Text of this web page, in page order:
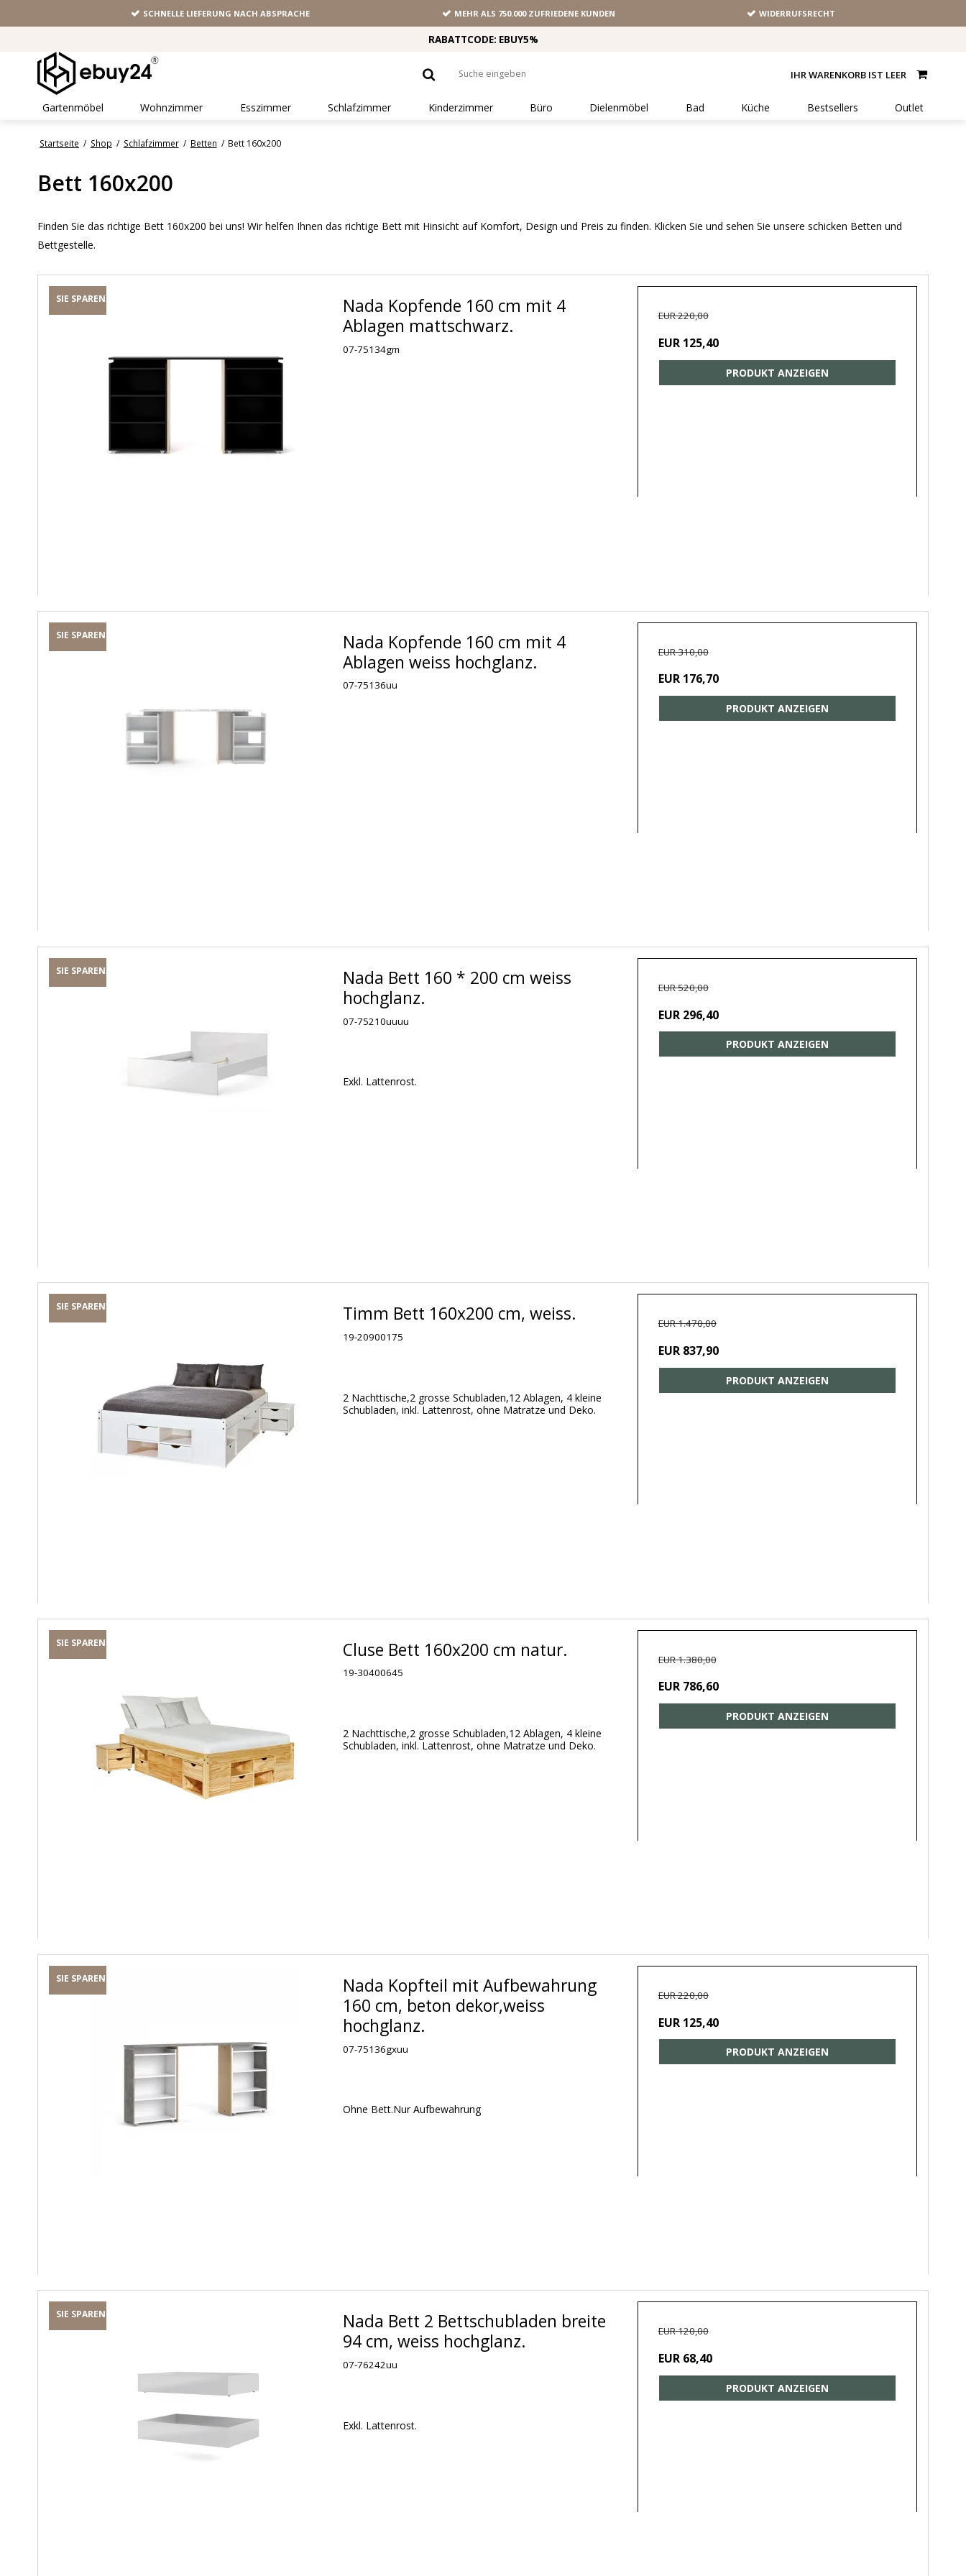
SCHNELLE LIEFERUNG NACH ABSPRACHE MEHR ALS 750.000 ZUFRIEDENE KUNDEN WIDERRUFSRECHT
RABATTCODE: EBUY5%
IHR WARENKORB IST LEER
Gartenmöbel Wohnzimmer Esszimmer Schlafzimmer Kinderzimmer Büro Dielenmöbel Bad Küche Bestsellers Outlet
Startseite / Shop / Schlafzimmer / Betten / Bett 160x200
Bett 160x200
Finden Sie das richtige Bett 160x200 bei uns! Wir helfen Ihnen das richtige Bett mit Hinsicht auf Komfort, Design und Preis zu finden. Klicken Sie und sehen Sie unsere schicken Betten und
Bettgestelle.
SIE SPAREN
Nada Kopfende 160 cm mit 4
Ablagen mattschwarz.
07-75134gm
EUR 220,00
EUR 125,40
PRODUKT ANZEIGEN
SIE SPAREN
Nada Kopfende 160 cm mit 4
Ablagen weiss hochglanz.
07-75136uu
EUR 310,00
EUR 176,70
PRODUKT ANZEIGEN
SIE SPAREN
Nada Bett 160 * 200 cm weiss
hochglanz.
07-75210uuuu
Exkl. Lattenrost.
EUR 520,00
EUR 296,40
PRODUKT ANZEIGEN
SIE SPAREN Timm Bett 160x200 cm, weiss.
19-20900175
2 Nachttische,2 grosse Schubladen,12 Ablagen, 4 kleine
Schubladen, inkl. Lattenrost, ohne Matratze und Deko.
EUR 1.470,00
EUR 837,90
PRODUKT ANZEIGEN
SIE SPAREN Cluse Bett 160x200 cm natur.
19-30400645
2 Nachttische,2 grosse Schubladen,12 Ablagen, 4 kleine
Schubladen, inkl. Lattenrost, ohne Matratze und Deko.
EUR 1.380,00
EUR 786,60
PRODUKT ANZEIGEN
SIE SPAREN
Nada Kopfteil mit Aufbewahrung
160 cm, beton dekor,weiss
hochglanz.
07-75136gxuu
Ohne Bett.Nur Aufbewahrung
EUR 220,00
EUR 125,40
PRODUKT ANZEIGEN
SIE SPAREN
Nada Bett 2 Bettschubladen breite
94 cm, weiss hochglanz.
07-76242uu
Exkl. Lattenrost.
EUR 120,00
EUR 68,40
PRODUKT ANZEIGEN